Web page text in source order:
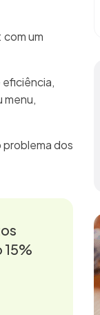
um
eficiência,
menu,
dos
15%